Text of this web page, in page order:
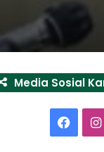
Media Sosial